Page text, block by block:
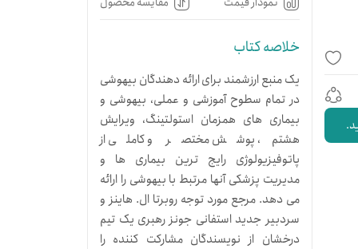
خلاصه کتاب
یک منبع ارزشمند برای ارائه دهندگان بیهوشی
در تمام سطوح آموزشی و عملی، بیهوشی و
بیماری های همزمان استولتینگ، ویرایش
هشتم، پوشش مختصر و کاملی از
پاتوفیزیولوژی رایج ترین بیماری ها و
مدیریت پزشکی آنها مرتبط با بیهوشی را ارائه
می دهد. مرجع مورد توجه روبرتا ال. هاینز و
سردبیر جدید استفانی جونز رهبری یک تیم
درخشان از نویسندگان مشارکت کننده را